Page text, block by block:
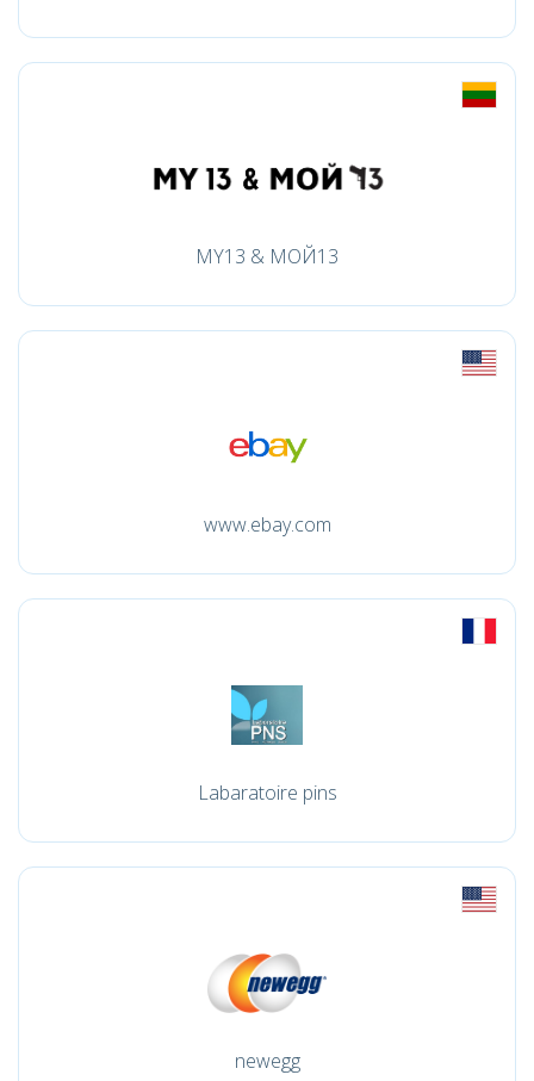
MY13 & МОЙ13
www.ebay.com
Labaratoire pins
newegg